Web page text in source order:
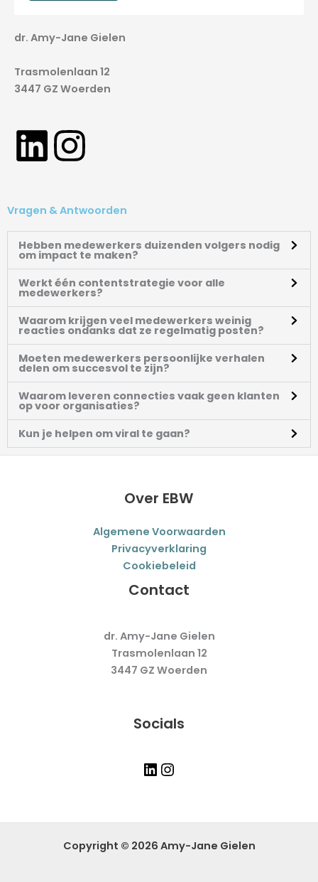
dr. Amy-Jane Gielen
Trasmolenlaan 12
3447 GZ Woerden
L
n
k
e
d
i
n
I
s
t
a
g
r
a
m
Vragen & Antwoorden
Hebben medewerkers duizenden volgers nodig
om impact te maken?
Werkt één contentstrategie voor alle
medewerkers?
Waarom krijgen veel medewerkers weinig
reacties ondanks dat ze regelmatig posten?
Moeten medewerkers persoonlijke verhalen
delen om succesvol te zijn?
Waarom leveren connecties vaak geen klanten
op voor organisaties?
Kun je helpen om viral te gaan?
Over EBW
Algemene Voorwaarden
Privacyverklaring
Cookiebeleid
Contact
dr. Amy-Jane Gielen
Trasmolenlaan 12
3447 GZ Woerden
Socials
Copyright © 2026 Amy-Jane Gielen